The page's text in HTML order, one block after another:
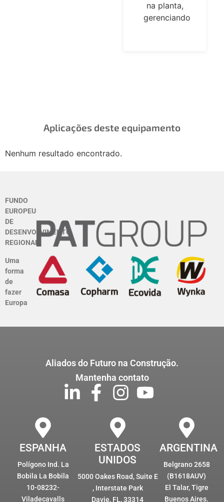
na planta,
gerenciando
Aplicações deste equipamento
Nenhum resultado encontrado.
FUNDO
EUROPEU
DE
DESENVOLVIMENTO
REGIONAL
Uma
forma
de
fazer
Europa
Aliados do Futuro na Construção.
Mantenha contato
ESPANHA
Polígono Ind. La
Bobila La Bobila
10-08232-
Viladecavalls
ESTADOS
UNIDOS
5000 Oakes Road, Suite E
, Interstate Park
Davie, FL, 33314
ARGENTINA
Belgrano 2658
(B1618AUV)
El Talar, Tigre
Buenos Aires.